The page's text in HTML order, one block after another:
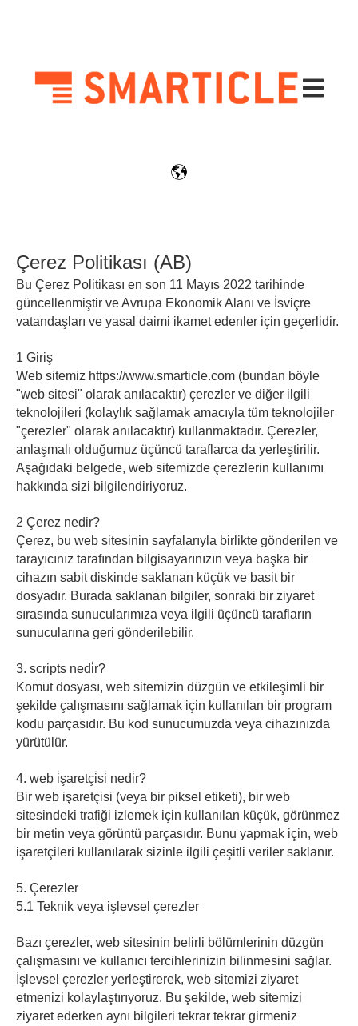
Ana
Çerez Politikası (AB)
Bu Çerez Politikası en son 11 Mayıs 2022 tarihinde
güncellenmiştir ve Avrupa Ekonomik Alanı ve İsviçre
vatandaşları ve yasal daimi ikamet edenler için geçerlidir.
1 Giriş
Web sitemiz https://www.smarticle.com (bundan böyle
"web sitesi" olarak anılacaktır) çerezler ve diğer ilgili
teknolojileri (kolaylık sağlamak amacıyla tüm teknolojiler
"çerezler" olarak anılacaktır) kullanmaktadır. Çerezler,
anlaşmalı olduğumuz üçüncü taraflarca da yerleştirilir.
Aşağıdaki belgede, web sitemizde çerezlerin kullanımı
hakkında sizi bilgilendiriyoruz.
2 Çerez nedir?
Çerez, bu web sitesinin sayfalarıyla birlikte gönderilen ve
tarayıcınız tarafından bilgisayarınızın veya başka bir
cihazın sabit diskinde saklanan küçük ve basit bir
dosyadır. Burada saklanan bilgiler, sonraki bir ziyaret
sırasında sunucularımıza veya ilgili üçüncü tarafların
sunucularına geri gönderilebilir.
3. scripts nedi̇r?
Komut dosyası, web sitemizin düzgün ve etkileşimli bir
şekilde çalışmasını sağlamak için kullanılan bir program
kodu parçasıdır. Bu kod sunucumuzda veya cihazınızda
yürütülür.
4. web i̇şaretçi̇si̇ nedi̇r?
Bir web işaretçisi (veya bir piksel etiketi), bir web
sitesindeki trafiği izlemek için kullanılan küçük, görünmez
bir metin veya görüntü parçasıdır. Bunu yapmak için, web
işaretçileri kullanılarak sizinle ilgili çeşitli veriler saklanır.
5. Çerezler
5.1 Teknik veya işlevsel çerezler
Bazı çerezler, web sitesinin belirli bölümlerinin düzgün
çalışmasını ve kullanıcı tercihlerinizin bilinmesini sağlar.
İşlevsel çerezler yerleştirerek, web sitemizi ziyaret
etmenizi kolaylaştırıyoruz. Bu şekilde, web sitemizi
ziyaret ederken aynı bilgileri tekrar tekrar girmeniz